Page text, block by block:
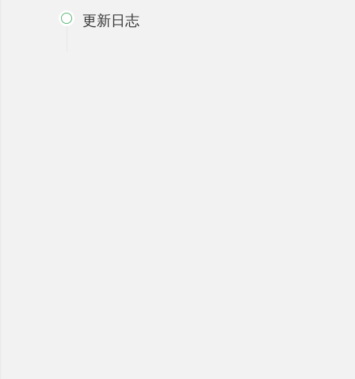
 更新日志